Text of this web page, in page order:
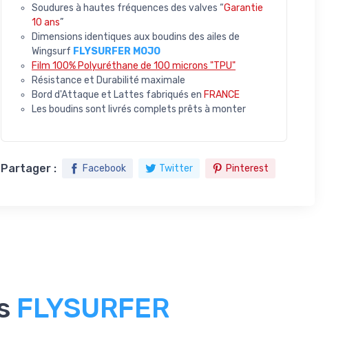
Soudures à hautes fréquences des valves “Garantie
10 ans”
Dimensions identiques aux boudins des ailes de
Wingsurf FLYSURFER MOJO
Film 100% Polyuréthane de 100 microns "TPU"
Résistance et Durabilité maximale
Bord d'Attaque et Lattes fabriqués en FRANCE
Les boudins sont livrés complets prêts à monter
Partager : Facebook Twitter Pinterest
FLYSURFER